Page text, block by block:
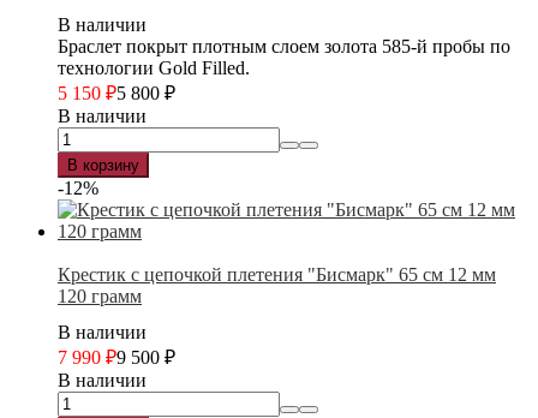
В наличии
Браслет покрыт плотным слоем золота 585-й пробы по
технологии Gold Filled.
5 150 ₽5 800 ₽
В наличии
В корзину
-12%
Крестик с цепочкой плетения "Бисмарк" 65 см 12 мм
120 грамм
В наличии
7 990 ₽9 500 ₽
В наличии